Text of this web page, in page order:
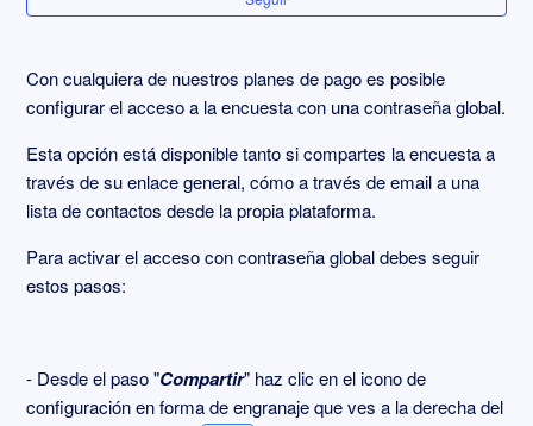
Publicar la encuesta en mi web
Imprimir o exportar una encuesta
Con cualquiera de nuestros planes de pago es posible
configurar el acceso a la encuesta con una contraseña global.
Esta opción está disponible tanto si compartes la encuesta a
través de su enlace general, cómo a través de email a una
lista de contactos desde la propia plataforma.
Para activar el acceso con contraseña global debes seguir
estos pasos:
- Desde el paso "Compartir" haz clic en el icono de
configuración en forma de engranaje que ves a la derecha del